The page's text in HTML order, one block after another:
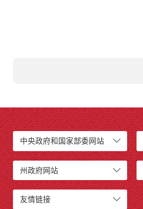
中央政府和国家部委网站
州政府网站
友情链接